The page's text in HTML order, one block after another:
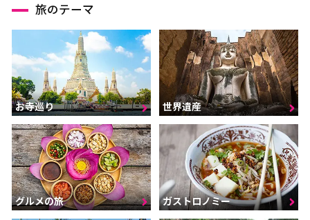
旅のテーマ
お寺巡り 世界遺産
グルメの旅 ガストロノミー